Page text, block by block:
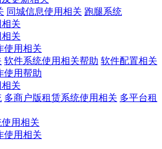
同城信息使用相关 跑腿系统
关
关
使用相关
软件系统使用相关帮助 软件配置相关
使用帮助
关
多商户版租赁系统使用相关 多平台租
用相关
使用相关